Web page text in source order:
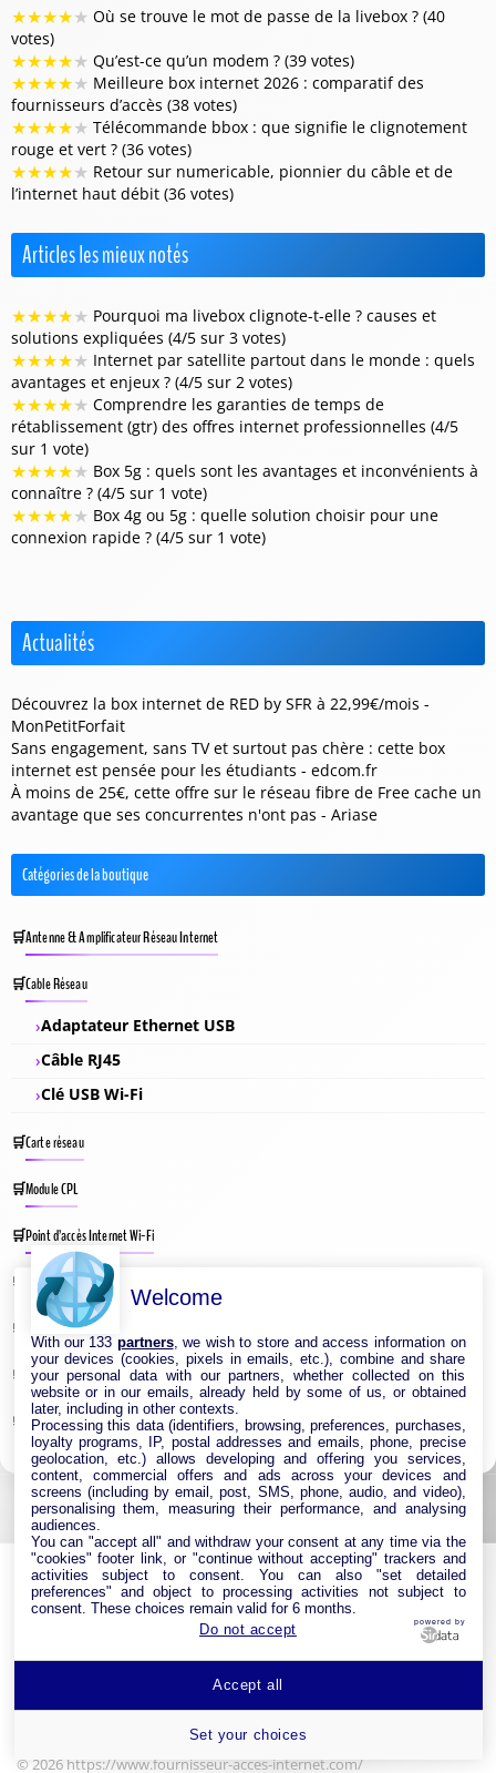
★★★★★ Où se trouve le mot de passe de la livebox ? (40
votes)
★★★★★ Qu’est-ce qu’un modem ? (39 votes)
★★★★★ Meilleure box internet 2026 : comparatif des
fournisseurs d’accès (38 votes)
★★★★★ Télécommande bbox : que signifie le clignotement
rouge et vert ? (36 votes)
★★★★★ Retour sur numericable, pionnier du câble et de
l’internet haut débit (36 votes)
Articles les mieux notés
★★★★★ Pourquoi ma livebox clignote-t-elle ? causes et
solutions expliquées (4/5 sur 3 votes)
★★★★★ Internet par satellite partout dans le monde : quels
avantages et enjeux ? (4/5 sur 2 votes)
★★★★★ Comprendre les garanties de temps de
rétablissement (gtr) des offres internet professionnelles (4/5
sur 1 vote)
★★★★★ Box 5g : quels sont les avantages et inconvénients à
connaître ? (4/5 sur 1 vote)
★★★★★ Box 4g ou 5g : quelle solution choisir pour une
connexion rapide ? (4/5 sur 1 vote)
Actualités
Découvrez la box internet de RED by SFR à 22,99€/mois -
MonPetitForfait
Sans engagement, sans TV et surtout pas chère : cette box
internet est pensée pour les étudiants - edcom.fr
À moins de 25€, cette offre sur le réseau fibre de Free cache un
avantage que ses concurrentes n'ont pas - Ariase
Catégories de la boutique
Antenne & Amplificateur Réseau Internet
Cable Réseau
Adaptateur Ethernet USB
Câble RJ45
Clé USB Wi-Fi
Carte réseau
Module CPL
Point d’accès Internet Wi-Fi
Répéteur Wifi
Routeur Internet
Switches & Hubs Réseau
Système WIFI Mesh
© 2026 https://www.fournisseur-acces-internet.com/
Welcome
With our 133 partners, we wish to store and access information on
your devices (cookies, pixels in emails, etc.), combine and share
your personal data with our partners, whether collected on this
website or in our emails, already held by some of us, or obtained
later, including in other contexts.
Processing this data (identifiers, browsing, preferences, purchases,
loyalty programs, IP, postal addresses and emails, phone, precise
geolocation, etc.) allows developing and offering you services,
content, commercial offers and ads across your devices and
screens (including by email, post, SMS, phone, audio, and video),
personalising them, measuring their performance, and analysing
audiences.
You can "accept all" and withdraw your consent at any time via the
"cookies" footer link, or "continue without accepting" trackers and
activities subject to consent. You can also "set detailed
preferences" and object to processing activities not subject to
consent. These choices remain valid for 6 months.
Do not accept
powered by
Set your choices
Accept all